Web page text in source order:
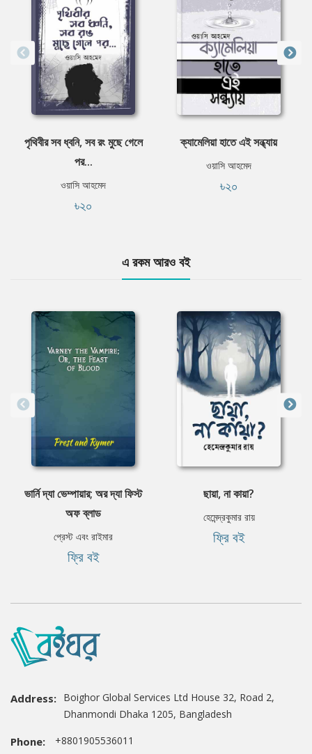
পৃথিবীর সব ধ্বনি, সব রং মুছে গেলে
পর...
ওয়াসি আহমেদ
৳২০
ক্যামেলিয়া হাতে এই সন্ধ্যায়
ওয়াসি আহমেদ
৳২০
এ রকম আরও বই
ভার্নি দ্যা ভেম্পায়ার; অর দ্যা ফিস্ট
অফ ব্লাড
প্রেস্ট এবং রাইমার
ফ্রি বই
ছায়া, না কায়া?
হেমেন্দ্রকুমার রায়
ফ্রি বই
Address: Boighor Global Services Ltd House 32, Road 2,
Dhanmondi Dhaka 1205, Bangladesh
Phone: +8801905536011